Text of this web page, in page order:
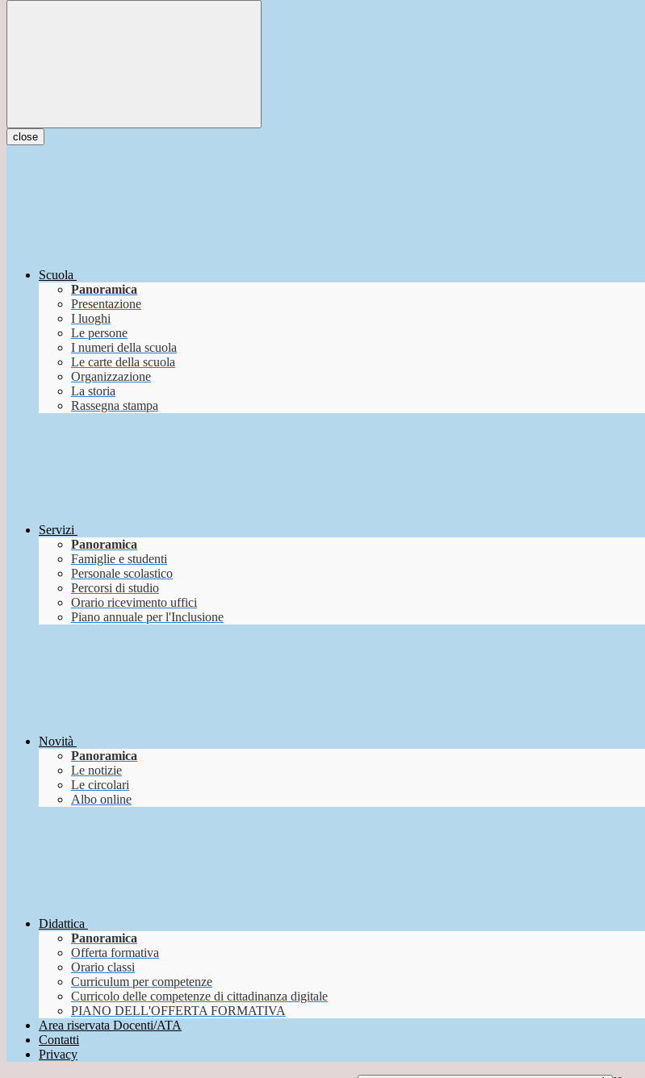
close
Scuola
Panoramica
Presentazione
I luoghi
Le persone
I numeri della scuola
Le carte della scuola
Organizzazione
La storia
Rassegna stampa
Servizi
Panoramica
Famiglie e studenti
Personale scolastico
Percorsi di studio
Orario ricevimento uffici
Piano annuale per l'Inclusione
Novità
Panoramica
Le notizie
Le circolari
Albo online
Didattica
Panoramica
Offerta formativa
Orario classi
Curriculum per competenze
Curricolo delle competenze di cittadinanza digitale
PIANO DELL'OFFERTA FORMATIVA
Area riservata Docenti/ATA
Contatti
Privacy